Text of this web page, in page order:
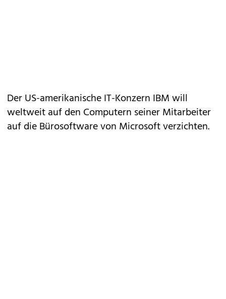
Der US-amerikanische IT-Konzern IBM will
weltweit auf den Computern seiner Mitarbeiter
auf die Bürosoftware von Microsoft verzichten.